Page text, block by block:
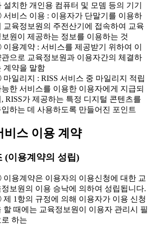
설치한 개인용 컴퓨터 및 모뎀 등의 기기
비스 이용 : 이용자가 단말기를 이용하
교육정보원의 주전산기에 접속하여 교육
보원이 제공하는 정보를 이용하는 것
용계약 : 서비스를 제공받기 위하여 이
관으로 교육정보원과 이용자간의 체결하
계약을 말함
일리지 : RISS 서비스 중 마일리지 적립
능한 서비스를 이용한 이용자에게 지급되
, RISS가 제공하는 특정 디지털 콘텐츠를
입하는 데 사용하도록 만들어진 포인트
비스 이용 계약
(이용계약의 성립)
용계약은 이용자의 이용신청에 대한 교
정보원의 이용 승낙에 의하여 성립됩니다.
1항의 규정에 의해 이용자가 이용 신청
할 때에는 교육정보원이 이용자 관리시 필
로 하는